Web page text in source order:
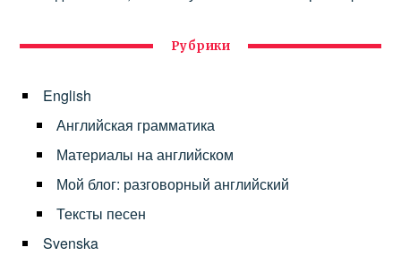
Рубрики
English
Английская грамматика
Материалы на английском
Мой блог: разговорный английский
Тексты песен
Svenska